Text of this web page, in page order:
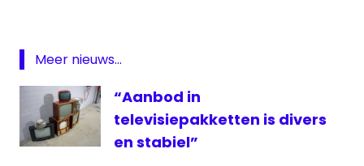
OHM
onderzoek
Meer nieuws...
“Aanbod in
televisiepakketten is divers
en stabiel”